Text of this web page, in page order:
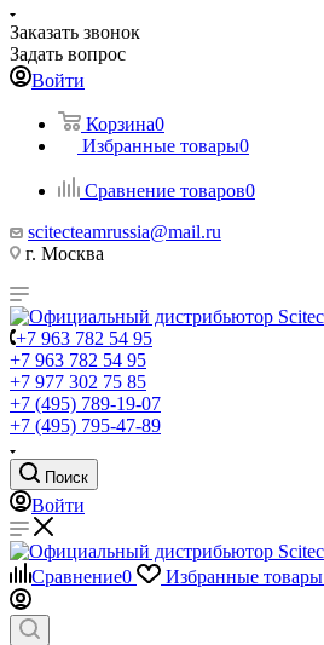
Заказать звонок
Задать вопрос
Войти
Корзина0
Избранные товары0
Сравнение товаров0
scitecteamrussia@mail.ru
г. Москва
+7 963 782 54 95
+7 963 782 54 95
+7 977 302 75 85
+7 (495) 789-19-07
+7 (495) 795-47-89
Поиск
Войти
Сравнение0 Избранные товары